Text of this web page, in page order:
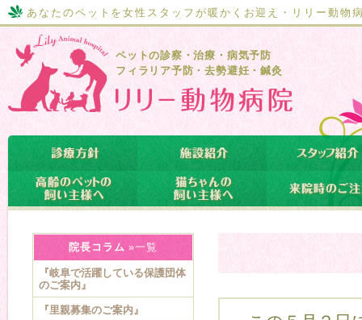
あなたのペットを女性スタッフが暖かくお迎え・リリー動物
ペットの診察・治療・病気予防
フィラリア予防・去勢避妊・鍼灸
院長コラム »一覧
『岐阜で活躍している保護団体
のご案内』
『里親募集のご案内』